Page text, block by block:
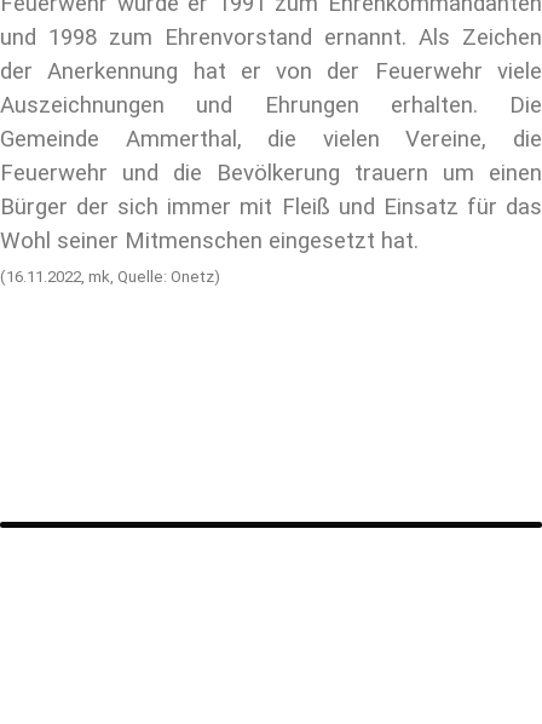
und 1998 zum Ehrenvorstand ernannt. Als Zeichen
der Anerkennung hat er von der Feuerwehr viele
Auszeichnungen und Ehrungen erhalten. Die
Gemeinde Ammerthal, die vielen Vereine, die
Feuerwehr und die Bevölkerung trauern um einen
Bürger der sich immer mit Fleiß und Einsatz für das
Wohl seiner Mitmenschen eingesetzt hat.
(16.11.2022, mk, Quelle: Onetz)